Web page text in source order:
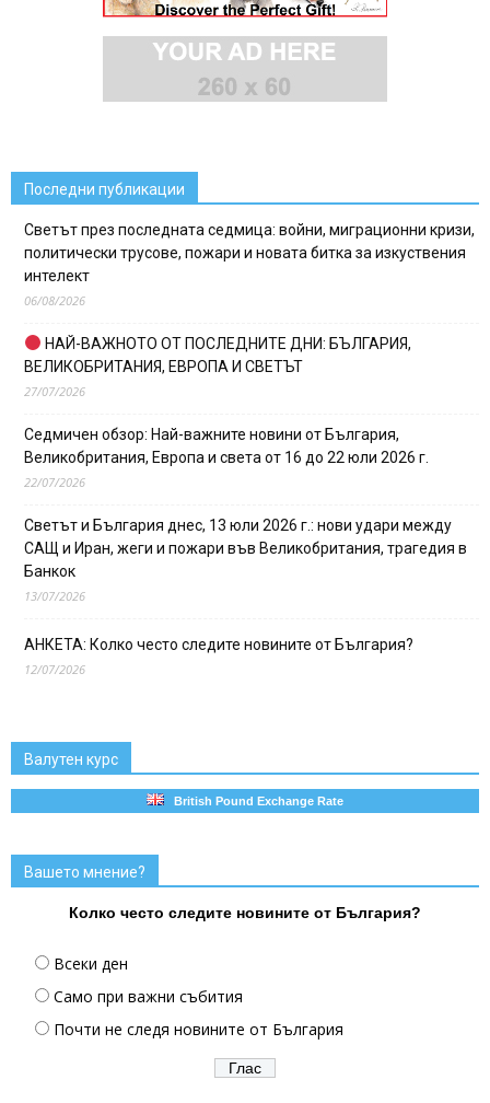
Последни публикации
Светът през последната седмица: войни, миграционни кризи,
политически трусове, пожари и новата битка за изкуствения
интелект
06/08/2026
НАЙ-ВАЖНОТО ОТ ПОСЛЕДНИТЕ ДНИ: БЪЛГАРИЯ,
ВЕЛИКОБРИТАНИЯ, ЕВРОПА И СВЕТЪТ
27/07/2026
Седмичен обзор: Най-важните новини от България,
Великобритания, Европа и света от 16 до 22 юли 2026 г.
22/07/2026
Светът и България днес, 13 юли 2026 г.: нови удари между
САЩ и Иран, жеги и пожари във Великобритания, трагедия в
Банкок
13/07/2026
АНКЕТА: Колко често следите новините от България?
12/07/2026
Валутен курс
British Pound Exchange Rate
Вашето мнение?
Колко често следите новините от България?
Всеки ден
Само при важни събития
Почти не следя новините от България